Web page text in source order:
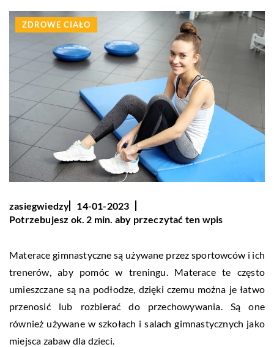
ZDROWE CIAŁO
zasiegwiedzy
14-01-2023
Potrzebujesz ok. 2 min. aby przeczytać ten wpis
Materace gimnastyczne są używane przez sportowców i ich
trenerów, aby pomóc w treningu. Materace te często
umieszczane są na podłodze, dzięki czemu można je łatwo
przenosić lub rozbierać do przechowywania. Są one
również używane w szkołach i salach gimnastycznych jako
miejsca zabaw dla dzieci.